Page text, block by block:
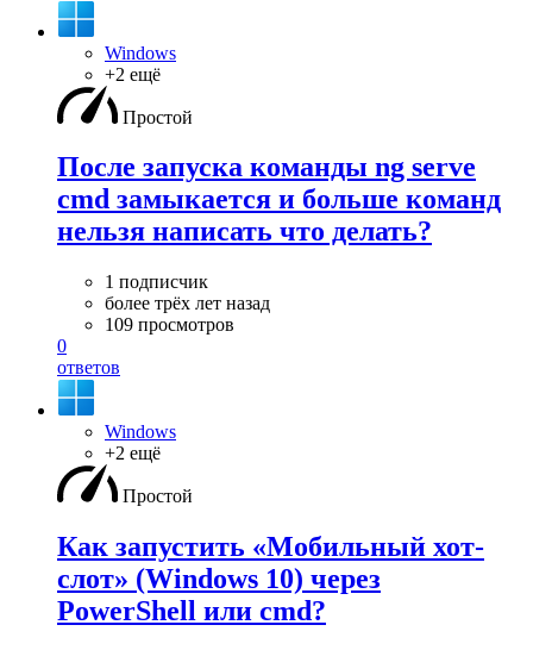
Windows
+2 ещё
Простой
После запуска команды ng serve
cmd замыкается и больше команд
нельзя написать что делать?
1 подписчик
более трёх лет назад
109 просмотров
0
ответов
Windows
+2 ещё
Простой
Как запустить «Мобильный хот-
слот» (Windows 10) через
PowerShell или cmd?